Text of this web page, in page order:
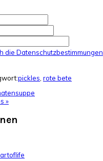
die Datenschutzbestimmungen
pickles, rote bete
»